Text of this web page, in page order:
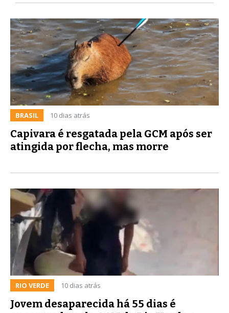
BRASIL 10 dias atrás
Capivara é resgatada pela GCM após ser
atingida por flecha, mas morre
RIO VERDE 10 dias atrás
Jovem desaparecida há 55 dias é